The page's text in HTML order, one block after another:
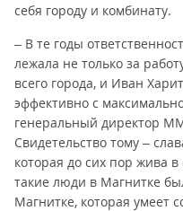
себя городу и комбинату.
– В те годы
лежала не только за
всего города, и Иван
эффективно с
генеральный директор
Свидетельство тому –
которая до сих пор жива
такие люди в Магнитке
Магнитке, которая умеет